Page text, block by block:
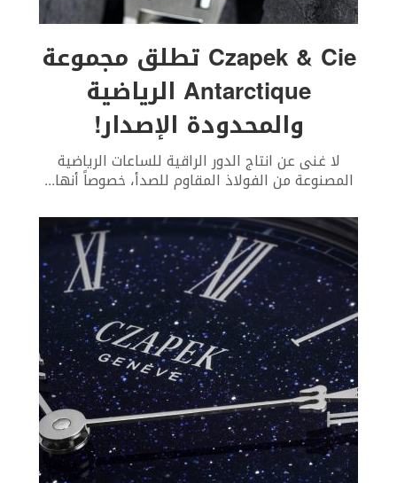
Czapek & Cie تطلق مجموعة
Antarctique الرياضية
والمحدودة الإصدار!
لا غنى عن انتاج الدور الراقية للساعات الرياضية
المصنوعة من الفولاذ المقاوم للصدأ، خصوصاً أنها...